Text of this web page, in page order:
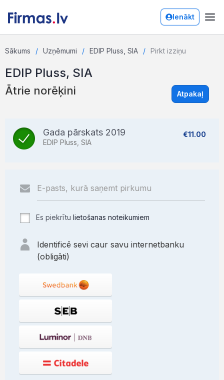
Ienākt
Sākums Uzņēmumi EDIP Pluss, SIA Pirkt izziņu
EDIP Pluss, SIA
Ātrie norēķini Atpakaļ
Gada pārskats 2019
EDIP Pluss, SIA
€11.00
Es piekrītu lietošanas noteikumiem
Identificē sevi caur savu internetbanku
(obligāti)